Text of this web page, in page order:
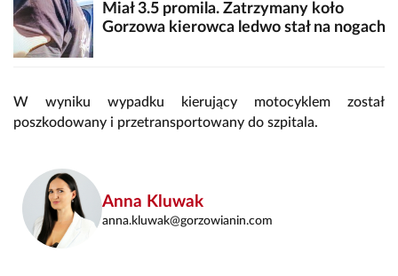
Miał 3.5 promila. Zatrzymany koło
Gorzowa kierowca ledwo stał na nogach
W wyniku wypadku kierujący motocyklem został
poszkodowany i przetransportowany do szpitala.
Anna Kluwak
anna.kluwak@gorzowianin.com